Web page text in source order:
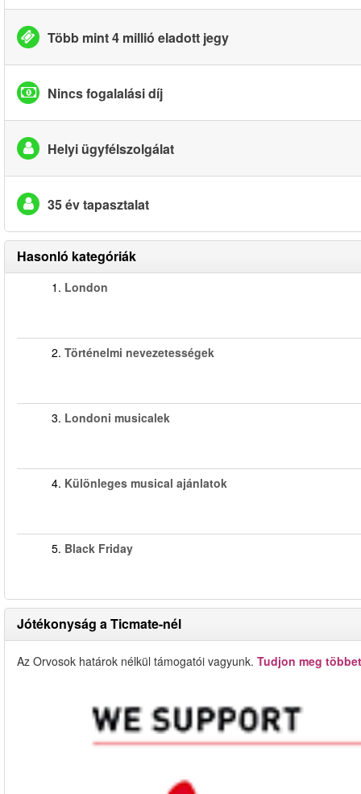
Több mint 4 millió eladott jegy
Nincs fogalalási díj
Helyi ügyfélszolgálat
35 év tapasztalat
Hasonló kategóriák
1. London
2. Történelmi nevezetességek
3. Londoni musicalek
4. Különleges musical ajánlatok
5. Black Friday
Jótékonyság a Ticmate-nél
Az Orvosok határok nélkül támogatói vagyunk. Tudjon meg